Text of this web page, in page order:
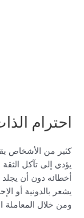
احترام
كثير من الأشخاص
يؤدي إلى تآكل
أخطائه دون أن
يشعر بالدونية أو
ومن خلال المعاملة